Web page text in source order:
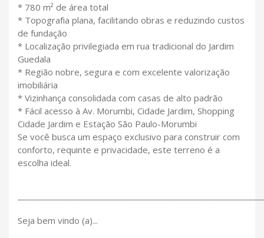
* 780 m² de área total
* Topografia plana, facilitando obras e reduzindo custos
de fundação
* Localização privilegiada em rua tradicional do Jardim
Guedala
* Região nobre, segura e com excelente valorização
imobiliária
* Vizinhança consolidada com casas de alto padrão
* Fácil acesso à Av. Morumbi, Cidade Jardim, Shopping
Cidade Jardim e Estação São Paulo-Morumbi
Se você busca um espaço exclusivo para construir com
conforto, requinte e privacidade, este terreno é a
escolha ideal.
Seja bem vindo (a)...